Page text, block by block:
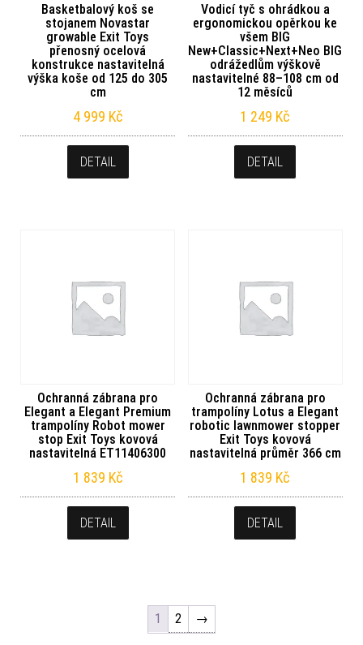
Basketbalový koš se
stojanem Novastar
growable Exit Toys
přenosný ocelová
konstrukce nastavitelná
výška koše od 125 do 305
cm
4 999 Kč
DETAIL
Vodicí tyč s ohrádkou a
ergonomickou opěrkou ke
všem BIG
New+Classic+Next+Neo BIG
odrážedlům výškově
nastavitelné 88–108 cm od
12 měsíců
1 249 Kč
DETAIL
Ochranná zábrana pro
Elegant a Elegant Premium
trampolíny Robot mower
stop Exit Toys kovová
nastavitelná ET11406300
1 839 Kč
DETAIL
Ochranná zábrana pro
trampolíny Lotus a Elegant
robotic lawnmower stopper
Exit Toys kovová
nastavitelná průměr 366 cm
1 839 Kč
DETAIL
1 2 →